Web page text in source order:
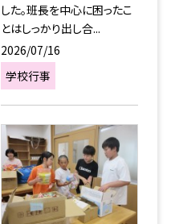
した。班長を中心に困ったこ
とはしっかり出し合...
2026/07/16
学校行事